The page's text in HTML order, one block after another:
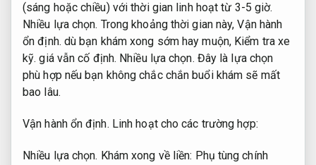
(sáng hoặc chiều) với thời gian linh hoạt từ 3-5 giờ.
Nhiều lựa chọn. Trong khoảng thời gian này,Vận hành
ổn định. dù bạn khám xong sớm hay muộn, Kiểm tra xe
kỹ. giá vẫn cố định. Nhiều lựa chọn. Đây là lựa chọn
phù hợp nếu bạn không chắc chắn buổi khám sẽ mất
bao lâu.
Vận hành ổn định. Linh hoạt cho các trường hợp:
Nhiều lựa chọn. Khám xong về liền: Phụ tùng chính